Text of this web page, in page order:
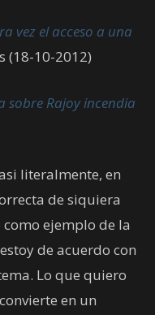
vez el acceso a una
(18-10-2012)
sobre Rajoy incendia
literalmente, en
de siquiera
ejemplo de la
de acuerdo con
Lo que quiero
en un